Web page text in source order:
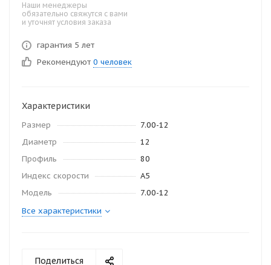
Наши менеджеры
обязательно свяжутся с вами
и уточнят условия заказа
гарантия 5 лет
Рекомендуют 0 человек
Характеристики
Размер
7.00-12
Диаметр
12
Профиль
80
Индекс скорости
А5
Модель
7.00-12
Все характеристики
Поделиться